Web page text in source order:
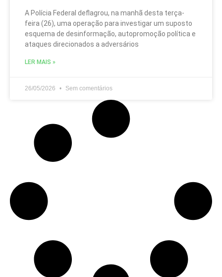
A Polícia Federal deflagrou, na manhã desta terça-
feira (26), uma operação para investigar um suposto
esquema de desinformação, autopromoção política e
ataques direcionados a adversários
LER MAIS »
26/05/2026 Sem comentários